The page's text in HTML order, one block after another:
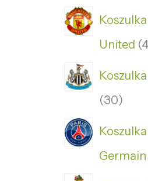
United
30
Germain